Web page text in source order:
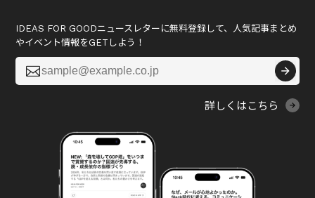
IDEAS FOR GOODニュースレターに無料登録して、人気記事まとめ
やイベント情報をGETしよう！

詳しくはこちら